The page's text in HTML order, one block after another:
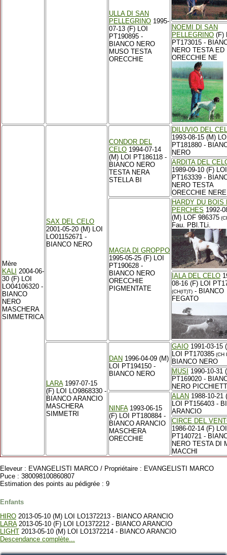
ULLA DI SAN
PELLEGRINO 1995-
07-13 (F) LOI
PT190895 -
BIANCO NERO
MUSO TESTA
ORECCHIE
NOEMI DI SAN
PELLEGRINO (F)
PT173015 -
NERO TESTA ED
ORECCHIE NE
Mère
KALI 2004-06-
30 (F) LOI
LO04106320 -
BIANCO
NERO
MASCHERA
SIMMETRICA
SAX DEL CELO
2001-05-20 (M) LOI
LO01152671 -
BIANCO NERO
CONDOR DEL
CELO 1994-07-14
(M) LOI PT186118 -
BIANCO NERO
TESTA NERA
STELLA BI
DILUVIO DEL
1993-08-15 (M)
PT181880 -
NERO
ARDITA DEL
1989-09-10 (F) LOI
PT163339 -
NERO TESTA
ORECCHIE NERE
MAGIA DI GROPPO
1995-05-25 (F) LOI
PT190628 -
BIANCO NERO
ORECCHIE
PIGMENTATE
HARDY DU BOIS
PERCHES 1992-
(M) LOF 986375
Fau. PBl.TLi.
IALA DEL CELO
08-16 (F) LOI
(CH(IT)T) - BIANCO
FEGATO
LARA1997-07-15
(F) LOI LO9868330 -
BIANCO ARANCIO
MASCHERA
SIMMETRI
DAN 1996-04-09 (M)
LOI PT194150 -
BIANCO NERO
GAIO 1991-03-15
LOI PT170385 (CH
BIANCO NERO
MUSI
1990-10-31
PT169020 -
NERO
NINFA1993-06-15
(F) LOI PT180884 -
BIANCO ARANCIO
MASCHERA
ORECCHIE
ALAN 1988-10-21
LOI PT156403 -
ARANCIO
CIRCE DEL
1986-02-14 (F) LOI
PT140721 -
NERO TESTA DI
MACCHI
Eleveur : EVANGELISTI MARCO / Propriétaire : EVANGELISTI MARCO
Puce : 380098100860807
Estimation des points au pédigrée : 9
Enfants
HIRO 2013-05-10 (M) LOI LO1372213 - BIANCO ARANCIO
LARA2013-05-10 (F) LOI LO1372212 - BIANCO ARANCIO
LIGHT 2013-05-10 (M) LOI LO1372214 - BIANCO ARANCIO
Descendance complète...